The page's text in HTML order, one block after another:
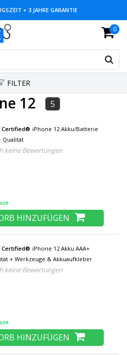
+ 3 JAHRE GARANTIE
UND GROSSE AUSWAHL 0
FILTER
12 5
Certified® iPhone 12 Akku/Batterie
Qualität
keine Bewertungen
HINZUFÜGEN
Certified® iPhone 12 Akku AAA+
+ Werkzeuge & Akkuaufkleber
keine Bewertungen
HINZUFÜGEN